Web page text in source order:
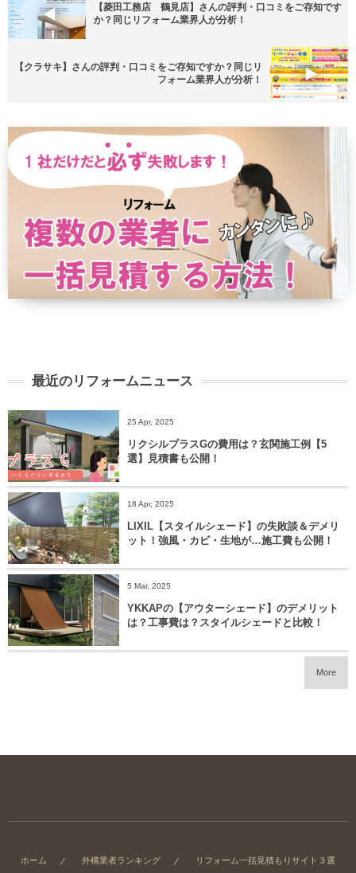
【菱田工務店 鶴見店】さんの評判・口コミをご存知です
か？同じリフォーム業界人が分析！
【クラサキ】さんの評判・口コミをご存知ですか？同じリ
フォーム業界人が分析！
最近のリフォームニュース
25 Apr, 2025
リクシルプラスGの費用は？玄関施工例【5
選】見積書も公開！
18 Apr, 2025
LIXIL【スタイルシェード】の失敗談＆デメリ
ット！強風・カビ・生地が…施工費も公開！
5 Mar, 2025
YKKAPの【アウターシェード】のデメリット
は？工事費は？スタイルシェードと比較！
More
ホーム 外構業者ランキング リフォーム一括見積もりサイト３選